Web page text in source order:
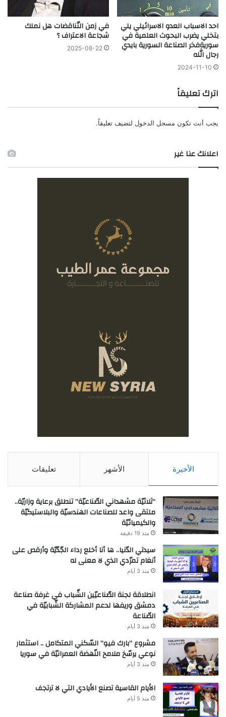
احد الاسباب العدو الاسرائيلي يلي
بتخلي يضرب البحوث العلمية في
سوريةفخر الصناعة السورية بايدي
رجال الله
2024-11-10
في زمن التّناقضات هل نملك
شجاعة الاعتراف ؟
2025-08-22
اترك تعليقاً
يجب أنت تكون مسجل الدخول لتضيف تعليقاً.
اعلانك عنا غير
الأخيرة الأشهر تعليقات
“ثلاثيّة مشهداني الصّناعيّة” تنطلق برعاية وزاريّة..
ملتقى واعد للصناعات الهندسيّة والبلاستيكيّة
والكيميائيّة
منذ 19 دقيقة
سيدتي الدّنيا.. ها أنا أخلع رداء الجّدّيّة وأرقص على
أنغام تمرّدي الذي لا معنى له
منذ 3 أيام
انطلاقة لجنة الصّناعيّين الشّباب في غرفة صناعة
دمشق وريفها لدعم المشاركة الشّبابيّة في
الصّناعة
منذ 3 أيام
مشروع “بارك فيو” السّكني المتكامل .. استثمار
نوعي يرسّخ ملامح النّهضة العمرانيّة في سوريا
منذ 3 أيام
الأيام القاسية تصنع الأيادي التي لا ترتجف
منذ 5 أيام